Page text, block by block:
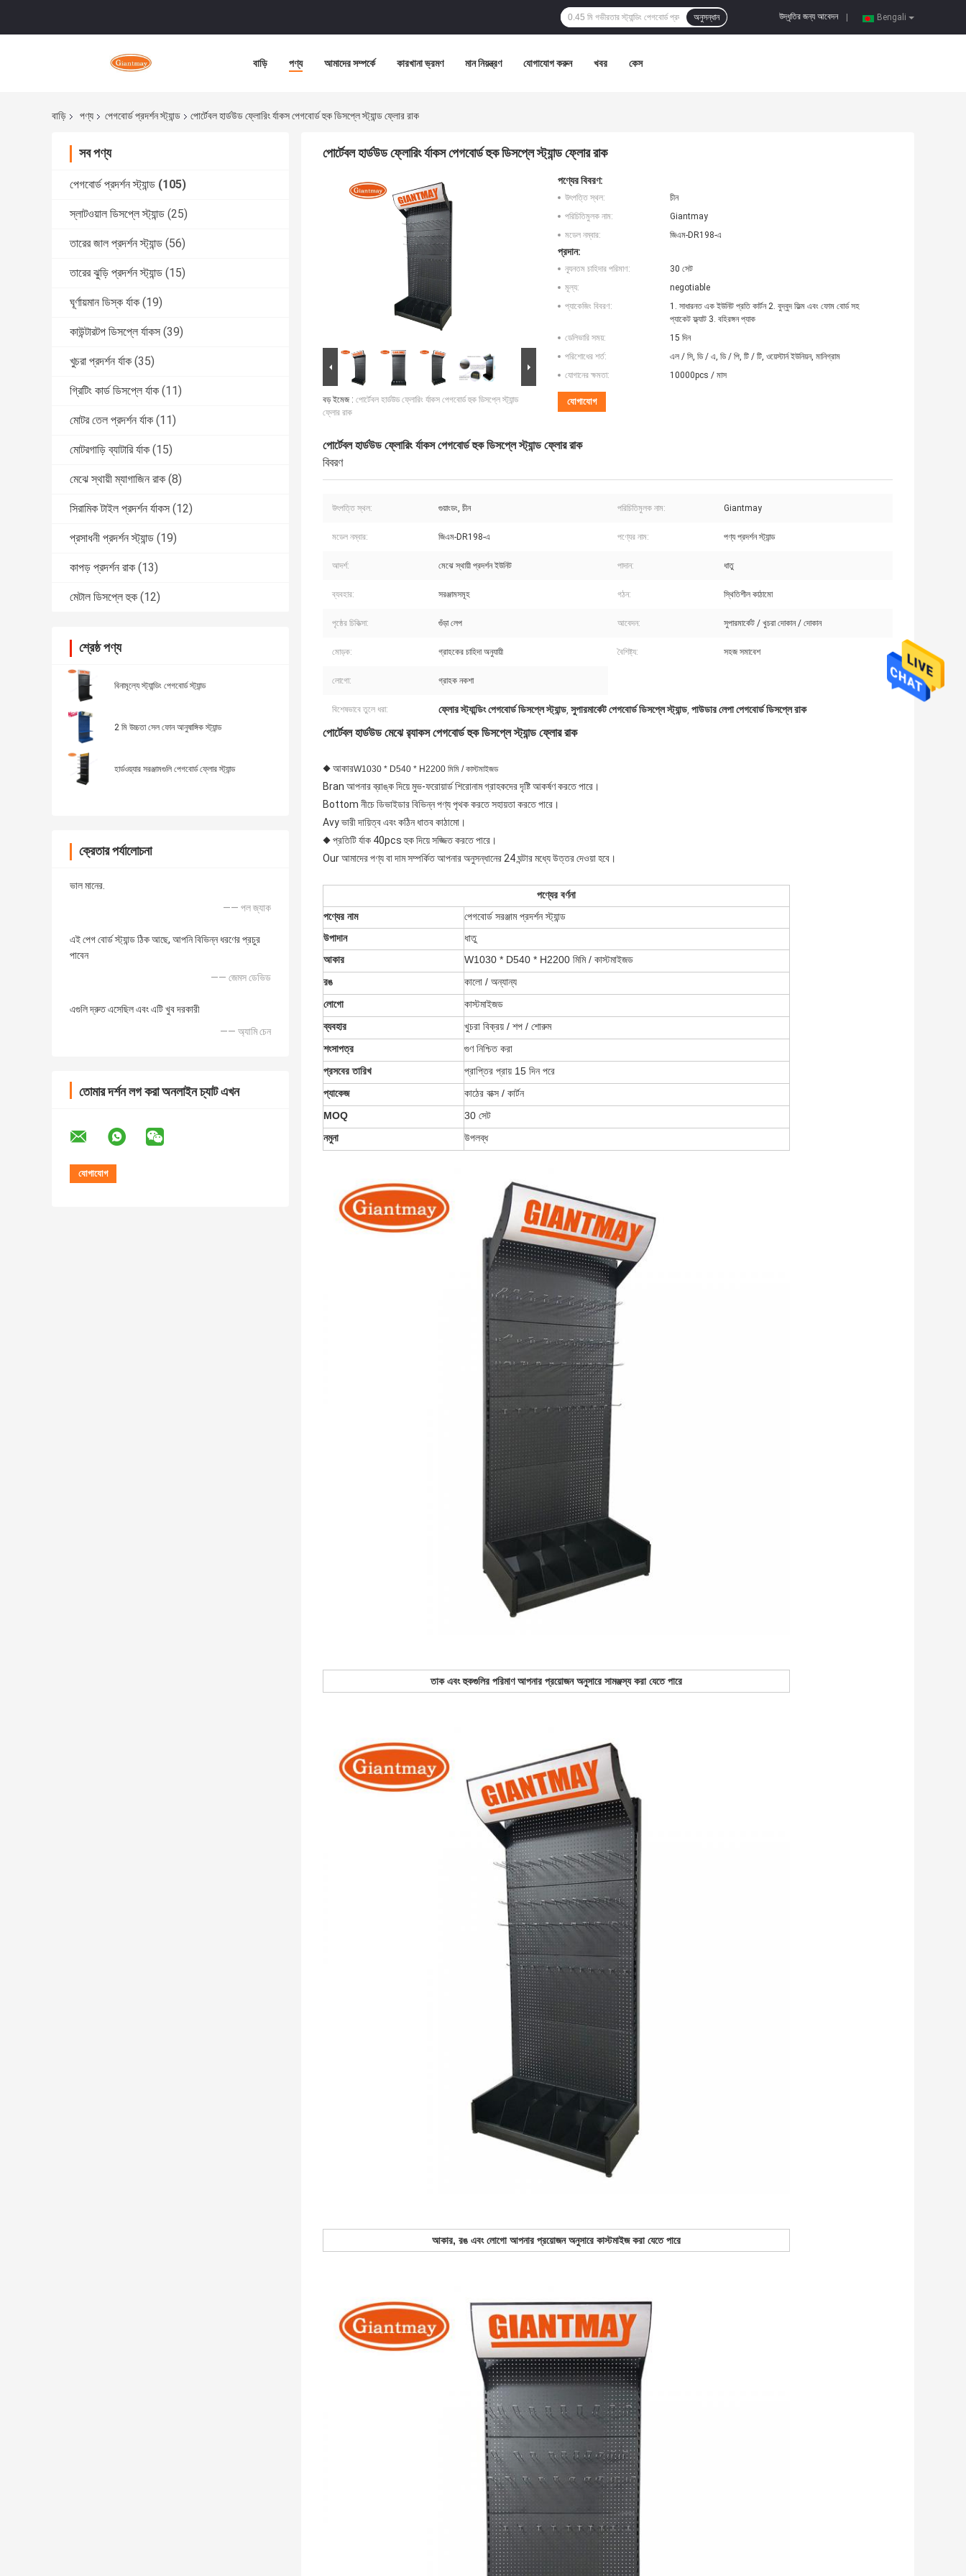
Bengali
উদ্ধৃতির জন্য আবেদন
অনুসন্ধান
বাড়ি পণ্য আমাদের সম্পর্কে কারখানা ভ্রমণ মান নিয়ন্ত্রণ যোগাযোগ করুন খবর কেস
বাড়ি পণ্য পেগবোর্ড প্রদর্শন স্ট্যান্ড পোর্টেবল হার্ডউড ফ্লোরিং র্যাকস পেগবোর্ড হুক ডিসপ্লে স্ট্যান্ড ফ্লোর রাক
সব পণ্য
পেগবোর্ড প্রদর্শন স্ট্যান্ড (105)
স্লাটওয়াল ডিসপ্লে স্ট্যান্ড (25)
তারের জাল প্রদর্শন স্ট্যান্ড (56)
তারের ঝুড়ি প্রদর্শন স্ট্যান্ড (15)
ঘূর্ণায়মান ডিস্ক র্যাক (19)
কাউন্টারটপ ডিসপ্লে র্যাকস (39)
খুচরা প্রদর্শন র্যাক (35)
গ্রিটিং কার্ড ডিসপ্লে র্যাক (11)
মোটর তেল প্রদর্শন র্যাক (11)
মোটরগাড়ি ব্যাটারি র্যাক (15)
মেঝে স্থায়ী ম্যাগাজিন রাক (8)
সিরামিক টাইল প্রদর্শন র্যাকস (12)
প্রসাধনী প্রদর্শন স্ট্যান্ড (19)
কাপড় প্রদর্শন রাক (13)
মেটাল ডিসপ্লে হুক (12)
শ্রেষ্ঠ পণ্য
বিনামূল্যে স্ট্যান্ডিং পেগবোর্ড স্ট্যান্ড
2 মি উচ্চতা সেল ফোন আনুষাঙ্গিক স্ট্যান্ড
হার্ডওয়্যার সরঞ্জামগুলি পেগবোর্ড ফ্লোর স্ট্যান্ড
ক্রেতার পর্যালোচনা
ভাল মানের.
—— পল জ্যাক
এই পেগ বোর্ড স্ট্যান্ড ঠিক আছে, আপনি বিভিন্ন ধরণের প্রচুর
পাবেন
—— জেমস ডেভিড
এগুলি দ্রুত এসেছিল এবং এটি খুব দরকারী
—— অ্যামি চেন
তোমার দর্শন লগ করা অনলাইন চ্যাট এখন
পোর্টেবল হার্ডউড ফ্লোরিং র্যাকস পেগবোর্ড হুক ডিসপ্লে স্ট্যান্ড ফ্লোর রাক
বড় ইমেজ : পোর্টেবল হার্ডউড ফ্লোরিং র্যাকস পেগবোর্ড হুক ডিসপ্লে স্ট্যান্ড
ফ্লোর রাক
পণ্যের বিবরণ:
উৎপত্তি স্থল:
চীন
পরিচিতিমুলক নাম:
Giantmay
মডেল নম্বার:
জিএম-DR198-এ
প্রদান:
ন্যূনতম চাহিদার পরিমাণ:
30 সেট
মূল্য:
negotiable
প্যাকেজিং বিবরণ:
1. সাধারনত এক ইউনিট প্রতি কার্টন 2. বুদ্বুদ ফিল্ম এবং ফোম বোর্ড সহ
প্যাকেট ফ্ল্যাট 3. বহিরঙ্গন প্যাক
ডেলিভারি সময়:
15 দিন
পরিশোধের শর্ত:
এল / সি, ডি / এ, ডি / পি, টি / টি, ওয়েস্টার্ন ইউনিয়ন, মানিগ্রাম
যোগানের ক্ষমতা:
10000pcs / মাস
যোগাযোগ
পোর্টেবল হার্ডউড ফ্লোরিং র্যাকস পেগবোর্ড হুক ডিসপ্লে স্ট্যান্ড ফ্লোর রাক
বিবরণ
উৎপত্তি স্থল: গুয়াংডং, চীন পরিচিতিমুলক নাম: Giantmay
মডেল নম্বার: জিএম-DR198-এ পণ্যের নাম: পণ্য প্রদর্শন স্ট্যান্ড
আদর্শ: মেঝে স্থায়ী প্রদর্শন ইউনিট পাদান: ধাতু
ব্যবহার: সরঞ্জামসমূহ গঠন: স্থিতিশীল কাঠামো
পৃষ্ঠের চিকিত্সা: গুঁড়া লেপ আবেদন: সুপারমার্কেট / খুচরা দোকান / দোকান
মোড়ক: গ্রাহকের চাহিদা অনুযায়ী বৈশিষ্ট্য: সহজ সমাবেশ
লোগো: গ্রাহক নকশা
বিশেষভাবে তুলে ধরা: ফ্লোর স্ট্যান্ডিং পেগবোর্ড ডিসপ্লে স্ট্যান্ড, সুপারমার্কেট পেগবোর্ড ডিসপ্লে স্ট্যান্ড, পাউডার লেপা পেগবোর্ড ডিসপ্লে রাক
পোর্টেবল হার্ডউড মেঝে র‌্যাকস পেগবোর্ড হুক ডিসপ্লে স্ট্যান্ড ফ্লোর রাক
◆ আকারW1030 * D540 * H2200 মিমি / কাস্টমাইজড
Bran আপনার ব্রাঙ্ক দিয়ে মুভ-ফরোয়ার্ড শিরোনাম গ্রাহকদের দৃষ্টি আকর্ষণ করতে পারে।
Bottom নীচে ডিভাইডার বিভিন্ন পণ্য পৃথক করতে সহায়তা করতে পারে।
Avy ভারী দায়িত্ব এবং কঠিন ধাতব কাঠামো।
◆ প্রতিটি র্যাক 40pcs হুক দিয়ে সজ্জিত করতে পারে।
Our আমাদের পণ্য বা দাম সম্পর্কিত আপনার অনুসন্ধানের 24 ঘন্টার মধ্যে উত্তর দেওয়া হবে।
পণ্যের বর্ণনা
পণ্যের নাম
পেগবোর্ড সরঞ্জাম প্রদর্শন স্ট্যান্ড
উপাদান
ধাতু
আকার
W1030 * D540 * H2200 মিমি / কাস্টমাইজড
রঙ
কালো / অন্যান্য
লোগো
কাস্টমাইজড
ব্যবহার
খুচরা বিক্রয় / শপ / শোরুম
শংসাপত্র
গুণ নিশ্চিত করা
প্রসবের তারিখ
প্রাপ্তির প্রায় 15 দিন পরে
প্যাকেজ
কাঠের বাক্স / কার্টন
MOQ
30 সেট
নমুনা
উপলব্ধ
তাক এবং হুকগুলির পরিমাণ আপনার প্রয়োজন অনুসারে সামঞ্জস্য করা যেতে পারে
আকার, রঙ এবং লোগো আপনার প্রয়োজন অনুসারে কাস্টমাইজ করা যেতে পারে